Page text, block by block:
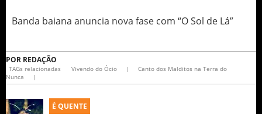
Banda baiana anuncia nova fase com “O Sol de Lá”
POR REDAÇÃO
TAGs relacionadas Vivendo do Ócio |
Canto dos Malditos na Terra do
Nunca
|
É QUENTE